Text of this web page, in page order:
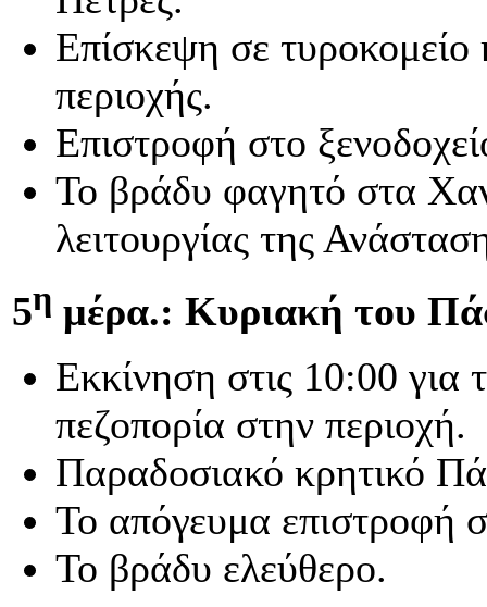
Επίσκεψη σε τυροκομείο
περιοχής.
Επιστροφή στο
Το βράδυ φαγητό στα
λειτουργίας της
5η μέρα.: Κυριακή του
Εκκίνηση στις 10:00 για
πεζοπορία στην περιοχή.
Παραδοσιακό κρητικό
Το απόγευμα επιστροφή
Το βράδυ ελεύθερο.